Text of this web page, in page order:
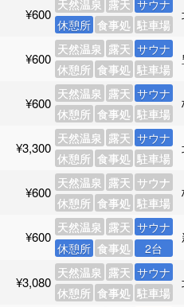
¥600
天然温泉 露天 サウナ
休憩所 食事処 駐車場
¥600
天然温泉 露天 サウナ
休憩所 食事処 駐車場
¥600
天然温泉 露天 サウナ
休憩所 食事処 駐車場
¥3,300
天然温泉 露天 サウナ
休憩所 食事処 駐車場
¥600
天然温泉 露天 サウナ
休憩所 食事処 駐車場
¥600
天然温泉 露天 サウナ
休憩所 食事処 2台
¥3,080
天然温泉 露天 サウナ
休憩所 食事処 駐車場